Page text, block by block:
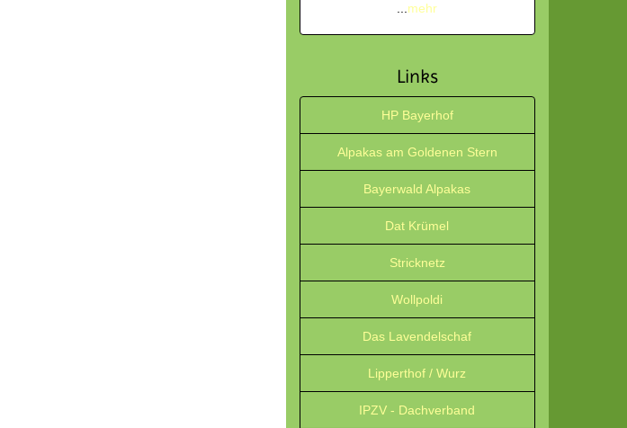
mehr
Links
HP Bayerhof
Alpakas am Goldenen Stern
Bayerwald Alpakas
Dat Krümel
Stricknetz
Wollpoldi
Das Lavendelschaf
Lipperthof / Wurz
IPZV - Dachverband